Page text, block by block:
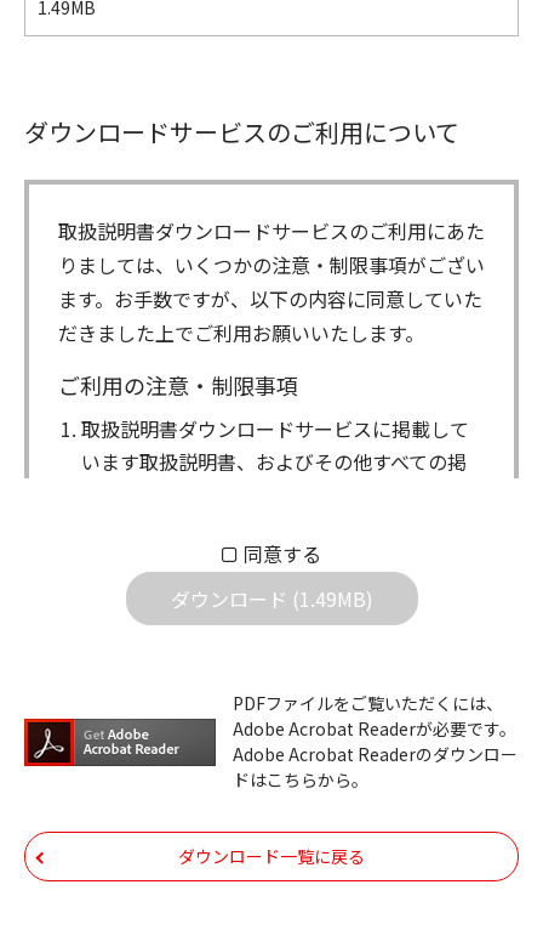
1.49MB
ダウンロードサービスのご利用について
取扱説明書ダウンロードサービスのご利用にあた
りましては、いくつかの注意・制限事項がござい
ます。お手数ですが、以下の内容に同意していた
だきました上でご利用お願いいたします。
ご利用の注意・制限事項
取扱説明書ダウンロードサービスに掲載して
います取扱説明書、およびその他すべての掲
属します。ダウンロードした取扱説明書は、
個人が本来の目的でご使用されることは可能
ですが、権利者の許諾を得ることなく、以下
ダウンロードした取扱説明書は、複製、賃
貸、改変、公衆送信、または公衆送信可能
化することはできません。
いは無償を問わず、第三者に譲渡あるいは
使用させる事ができません。
同意する
ダウンロード (1.49MB)
PDFファイルをご覧いただくには、
Adobe Acrobat Readerが必要です。
Adobe Acrobat Readerのダウンロー
ドはこちらから。
ダウンロード一覧に戻る